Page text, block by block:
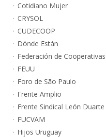
Cotidiano Mujer
CRYSOL
CUDECOOP
Dónde Están
Federación de
FEUU
Foro de São Paulo
Frente Amplio
Frente Sindical León Duarte
FUCVAM
Hijos Uruguay